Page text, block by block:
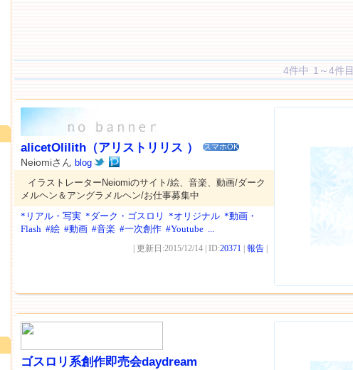
4件中 1～4件目
alicetOlilith（アリストリリス ） スマホOK
Neiomiさん blog
イラストレーターNeiomiのサイト/絵、音楽、動画/ダーク
メルヘン＆アングラメルヘン/お仕事募集中
*リアル・写実 *ダーク・ゴスロリ *オリジナル *動画・
Flash #絵 #動画 #音楽 #一次創作 #Youtube ...
| 更新日:2015/12/14 | ID:20371 報告
ゴスロリ系創作即売会daydream